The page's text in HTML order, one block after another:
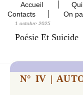
Accueil
Contacts
On
1 octobre 2025
Poésie Et Suicide
N° IV |